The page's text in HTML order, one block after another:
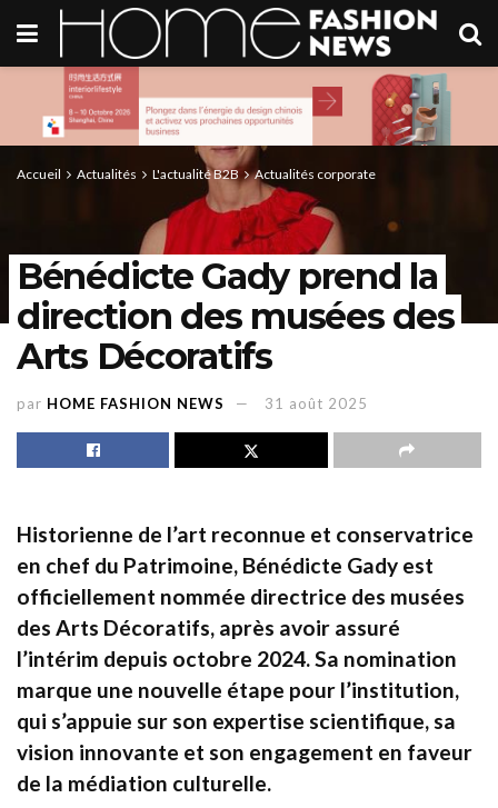
Accueil Actualités L'actualité B2B Actualités corporate
Bénédicte Gady prend la
direction des musées des
Arts Décoratifs
par HOME FASHION NEWS 31 août 2025
Historienne de l’art reconnue et conservatrice
en chef du Patrimoine, Bénédicte Gady est
officiellement nommée directrice des musées
des Arts Décoratifs, après avoir assuré
l’intérim depuis octobre 2024. Sa nomination
marque une nouvelle étape pour l’institution,
qui s’appuie sur son expertise scientifique, sa
vision innovante et son engagement en faveur
de la médiation culturelle.